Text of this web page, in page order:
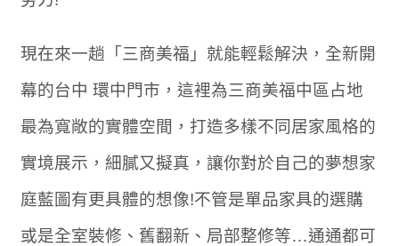
現在來一趟「三商美福」就能輕鬆解決，全新開
幕的台中 環中門市，這裡為三商美福中區占地
最為寬敞的實體空間，打造多樣不同居家風格的
實境展示，細膩又擬真，讓你對於自己的夢想家
庭藍圖有更具體的想像!不管是單品家具的選購
或是全室裝修、舊翻新、局部整修等…通通都可